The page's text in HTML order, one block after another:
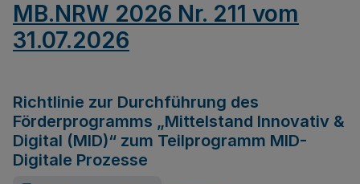
MB.NRW 2026 Nr. 211 vom
31.07.2026
Richtlinie zur Durchführung des
Förderprogramms „Mittelstand Innovativ &
Digital (MID)“ zum Teilprogramm MID-
Digitale Prozesse